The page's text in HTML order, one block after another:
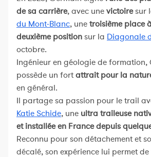
de sa carrière, avec unevictoiresur
du Mont-Blanc, unetroisième place
deuxième positionsur la Diagonale
octobre.
Ingénieur en géologie de formation,
possède un fortattrait pour la
en général.
Il partage sa passion pour le trail
Katie Schide, une ultra traileuse
et installée en France depuis
Reconnu pour son détachement et
décalé, son expérience lui permet